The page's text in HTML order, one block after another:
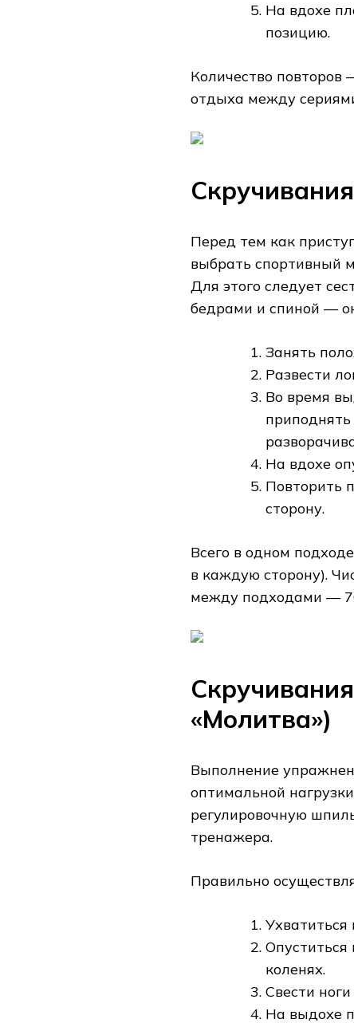
На вдохе
позицию.
Количество
отдыха между
Перед тем как
выбрать спортивный
Для этого следует
бедрами и спиной —
Занять
Развести
Во время
На вдохе
Повторить
сторону.
Всего в одном
в каждую сторону).
между подходами —
«Молитва»)
Выполнение
оптимальной
регулировочную
тренажера.
Правильно
Ухватиться
Опуститься
коленях.
Свести
На выдохе